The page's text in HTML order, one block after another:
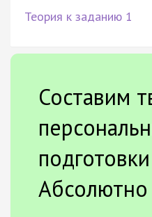
Теория к заданию 1
Составим